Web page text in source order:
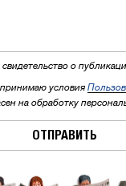
о
условия
на обработку
ОТПРАВИТЬ